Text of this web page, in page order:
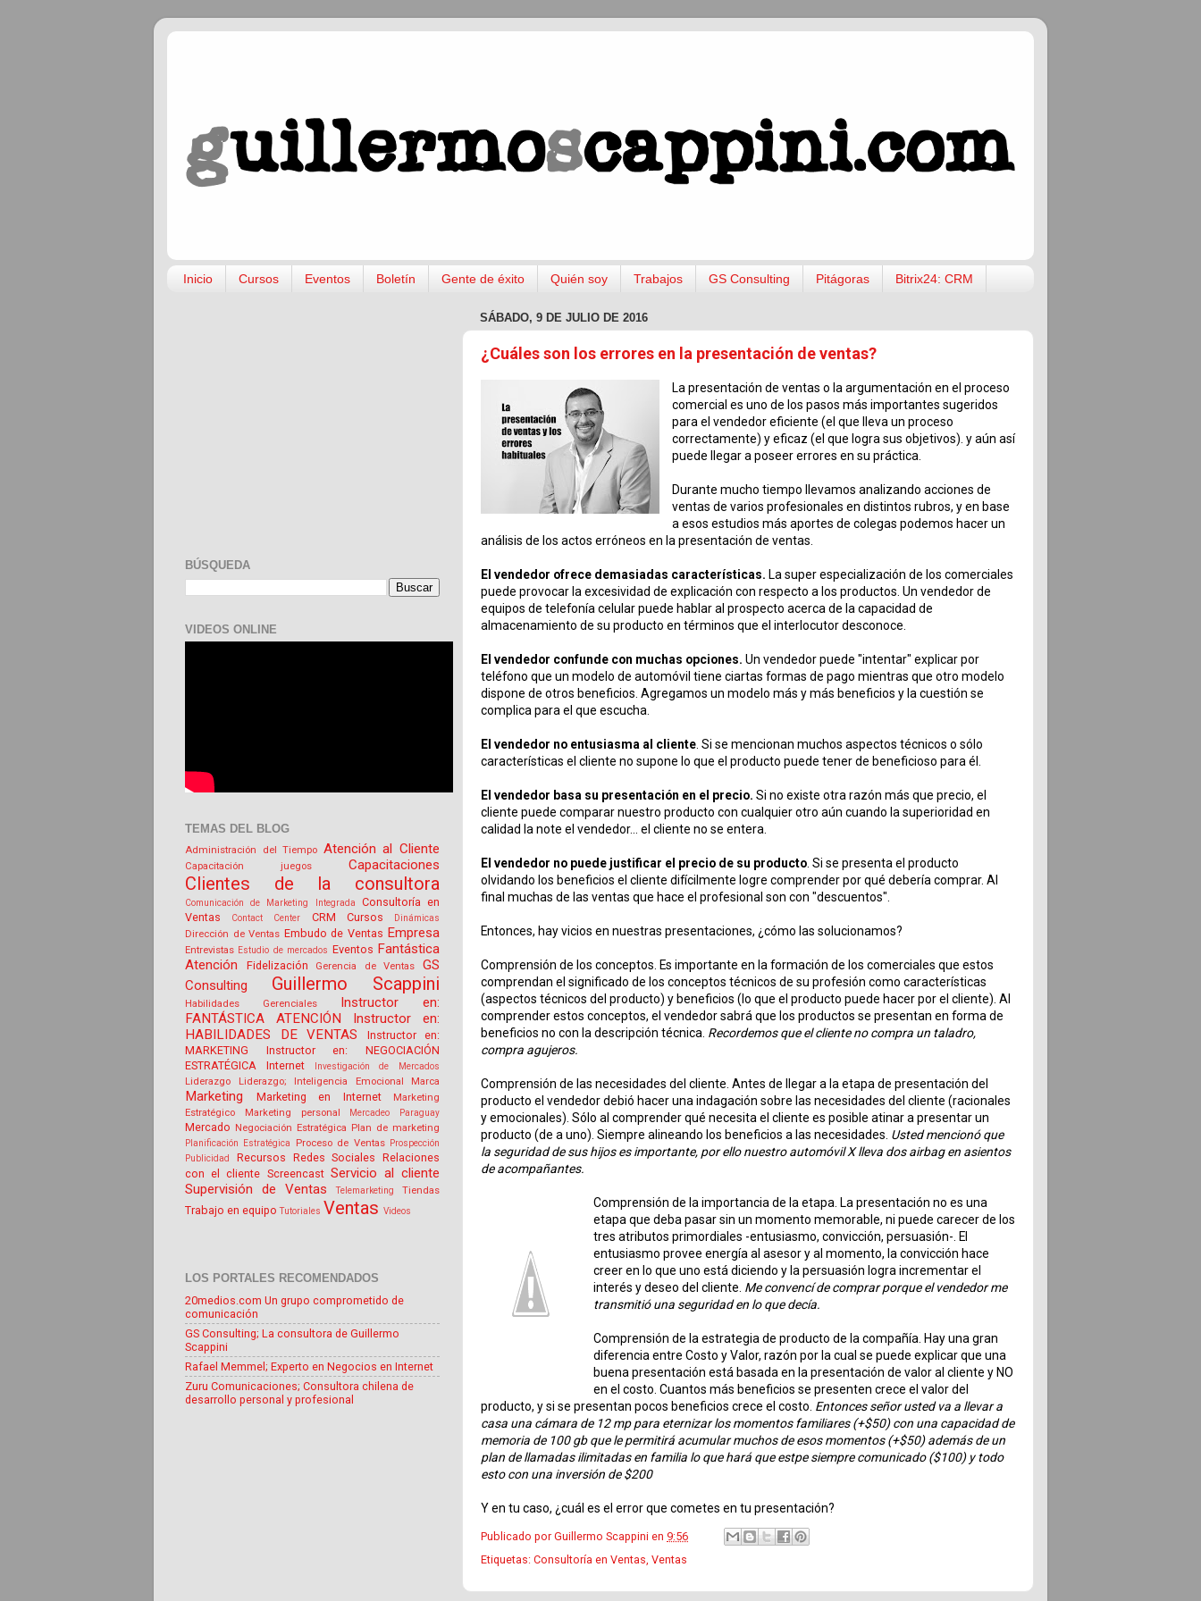
Inicio Cursos Eventos Boletín Gente de éxito Quién soy Trabajos GS Consulting Pitágoras Bitrix24: CRM
SÁBADO, 9 DE JULIO DE 2016
¿Cuáles son los errores en la presentación de ventas?
La presentación de ventas o la argumentación en el proceso
comercial es uno de los pasos más importantes sugeridos
para el vendedor eficiente (el que lleva un proceso
correctamente) y eficaz (el que logra sus objetivos). y aún así
puede llegar a poseer errores en su práctica.
Durante mucho tiempo llevamos analizando acciones de
ventas de varios profesionales en distintos rubros, y en base
a esos estudios más aportes de colegas podemos hacer un
análisis de los actos erróneos en la presentación de ventas.
El vendedor ofrece demasiadas características. La super especialización de los comerciales
puede provocar la excesividad de explicación con respecto a los productos. Un vendedor de
equipos de telefonía celular puede hablar al prospecto acerca de la capacidad de
almacenamiento de su producto en términos que el interlocutor desconoce.
El vendedor confunde con muchas opciones. Un vendedor puede "intentar" explicar por
teléfono que un modelo de automóvil tiene ciartas formas de pago mientras que otro modelo
dispone de otros beneficios. Agregamos un modelo más y más beneficios y la cuestión se
complica para el que escucha.
El vendedor no entusiasma al cliente . Si se mencionan muchos aspectos técnicos o sólo
características el cliente no supone lo que el producto puede tener de beneficioso para él.
El vendedor basa su presentación en el precio. Si no existe otra razón más que precio, el
cliente puede comparar nuestro producto con cualquier otro aún cuando la superioridad en
calidad la note el vendedor... el cliente no se entera.
El vendedor no puede justificar el precio de su producto . Si se presenta el producto
olvidando los beneficios el cliente difícilmente logre comprender por qué debería comprar. Al
final muchas de las ventas que hace el profesional son con "descuentos".
Entonces, hay vicios en nuestras presentaciones, ¿cómo las solucionamos?
Comprensión de los conceptos. Es importante en la formación de los comerciales que estos
comprendan el significado de los conceptos técnicos de su profesión como características
(aspectos técnicos del producto) y beneficios (lo que el producto puede hacer por el cliente). Al
comprender estos conceptos, el vendedor sabrá que los productos se presentan en forma de
beneficios no con la descripción técnica. Recordemos que el cliente no compra un taladro,
compra agujeros.
Comprensión de las necesidades del cliente. Antes de llegar a la etapa de presentación del
producto el vendedor debió hacer una indagación sobre las necesidades del cliente (racionales
y emocionales). Sólo al comprender qué necesita el cliente es posible atinar a presentar un
producto (de a uno). Siempre alineando los beneficios a las necesidades. Usted mencionó que
la seguridad de sus hijos es importante, por ello nuestro automóvil X lleva dos airbag en asientos
de acompañantes.
Comprensión de la importancia de la etapa. La presentación no es una
etapa que deba pasar sin un momento memorable, ni puede carecer de los
tres atributos primordiales -entusiasmo, convicción, persuasión-. El
entusiasmo provee energía al asesor y al momento, la convicción hace
creer en lo que uno está diciendo y la persuasión logra incrementar el
interés y deseo del cliente. Me convencí de comprar porque el vendedor me
transmitió una seguridad en lo que decía.
Comprensión de la estrategia de producto de la compañía. Hay una gran
diferencia entre Costo y Valor, razón por la cual se puede explicar que una
buena presentación está basada en la presentación de valor al cliente y NO
en el costo. Cuantos más beneficios se presenten crece el valor del
producto, y si se presentan pocos beneficios crece el costo. Entonces señor usted va a llevar a
casa una cámara de 12 mp para eternizar los momentos familiares (+$50) con una capacidad de
memoria de 100 gb que le permitirá acumular muchos de esos momentos (+$50) además de un
plan de llamadas ilimitadas en familia lo que hará que estpe siempre comunicado ($100) y todo
esto con una inversión de $200
Y en tu caso, ¿cuál es el error que cometes en tu presentación?
Publicado por Guillermo Scappini en 9:56
Etiquetas: Consultoría en Ventas, Ventas
BÚSQUEDA
VIDEOS ONLINE
TEMAS DEL BLOG
Administración del Tiempo Atención al Cliente
Capacitación juegos Capacitaciones
Clientes de la consultora
Comunicación de Marketing Integrada
Consultoría en
Ventas
Contact Center CRM Cursos Dinámicas
Dirección de Ventas Embudo de Ventas Empresa
Entrevistas Estudio de mercados Eventos Fantástica
Atención
Fidelización Gerencia de Ventas
GS
Consulting
Guillermo Scappini
Habilidades Gerenciales
Instructor en:
FANTÁSTICA ATENCIÓN
Instructor en:
HABILIDADES DE VENTAS
Instructor en:
MARKETING
Instructor en: NEGOCIACIÓN
ESTRATÉGICA
Internet Investigación de Mercados
Liderazgo Liderazgo; Inteligencia Emocional Marca
Marketing Marketing en Internet
Marketing
Estratégico
Marketing personal Mercadeo Paraguay
Mercado Negociación Estratégica Plan de marketing
Planificación Estratégica Proceso de Ventas
Prospección
Publicidad
Recursos Redes Sociales Relaciones
con el cliente Screencast Servicio al cliente
Supervisión de Ventas
Telemarketing Tiendas
Trabajo en equipo Tutoriales Ventas Videos
LOS PORTALES RECOMENDADOS
20medios.com Un grupo comprometido de
comunicación
GS Consulting; La consultora de Guillermo
Scappini
Rafael Memmel; Experto en Negocios en Internet
Zuru Comunicaciones; Consultora chilena de
desarrollo personal y profesional